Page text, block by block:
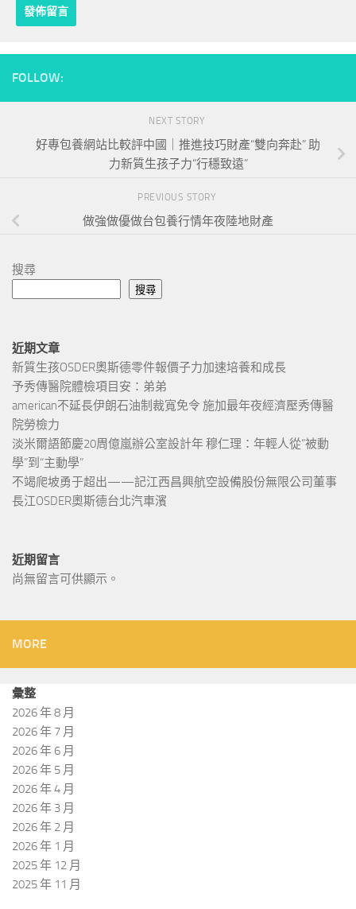
FOLLOW:
NEXT STORY
好專包養網站比較評中國｜推進技巧財產“雙向奔赴” 助
力新質生孩子力“行穩致遠”
PREVIOUS STORY
做強做優做台包養行情年夜陸地財產
搜尋
搜尋
近期文章
新質生孩OSDER奧斯德零件報價子力加速培養和成長
予秀傳醫院體檢項目安：弟弟
american不延長伊朗石油制裁寬免令 施加最年夜經濟壓秀傳醫
院勞檢力
淡米爾語節慶20周億嵐辦公室設計年 穆仁理：年輕人從“被動
學”到“主動學”
不竭爬坡勇于超出——記江西昌興航空設備股份無限公司董事
長江OSDER奧斯德台北汽車濱
近期留言
尚無留言可供顯示。
MORE
彙整
2026 年 8 月
2026 年 7 月
2026 年 6 月
2026 年 5 月
2026 年 4 月
2026 年 3 月
2026 年 2 月
2026 年 1 月
2025 年 12 月
2025 年 11 月